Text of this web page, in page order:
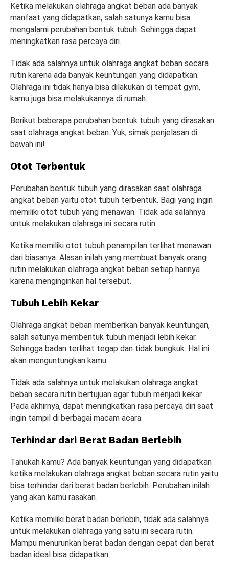
Ketika melakukan olahraga angkat beban ada banyak
manfaat yang didapatkan, salah satunya kamu bisa
mengalami perubahan bentuk tubuh. Sehingga dapat
meningkatkan rasa percaya diri.
Tidak ada salahnya untuk olahraga angkat beban secara
rutin karena ada banyak keuntungan yang didapatkan.
Olahraga ini tidak hanya bisa dilakukan di tempat gym,
kamu juga bisa melakukannya di rumah.
Berikut beberapa perubahan bentuk tubuh yang dirasakan
saat olahraga angkat beban. Yuk, simak penjelasan di
bawah ini!
Otot Terbentuk
Perubahan bentuk tubuh yang dirasakan saat olahraga
angkat beban yaitu otot tubuh terbentuk. Bagi yang ingin
memiliki otot tubuh yang menawan. Tidak ada salahnya
untuk melakukan olahraga ini secara rutin.
Ketika memiliki otot tubuh penampilan terlihat menawan
dari biasanya. Alasan inilah yang membuat banyak orang
rutin melakukan olahraga angkat beban setiap harinya
karena menginginkan hal tersebut.
Tubuh Lebih Kekar
Olahraga angkat beban memberikan banyak keuntungan,
salah satunya membentuk tubuh menjadi lebih kekar.
Sehingga badan terlihat tegap dan tidak bungkuk. Hal ini
akan menguntungkan kamu.
Tidak ada salahnya untuk melakukan olahraga angkat
beban secara rutin bertujuan agar tubuh menjadi kekar.
Pada akhirnya, dapat meningkatkan rasa percaya diri saat
ingin tampil di berbagai macam acara.
Terhindar dari Berat Badan Berlebih
Tahukah kamu? Ada banyak keuntungan yang didapatkan
ketika melakukan olahraga angkat beban secara rutin yaitu
bisa terhindar dari berat badan berlebih. Perubahan inilah
yang akan kamu rasakan.
Ketika memiliki berat badan berlebih, tidak ada salahnya
untuk melakukan olahraga yang satu ini secara rutin.
Mampu menurunkan berat badan dengan cepat dan berat
badan ideal bisa didapatkan.